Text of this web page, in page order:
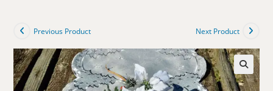
Previous Product Next Product
🔍